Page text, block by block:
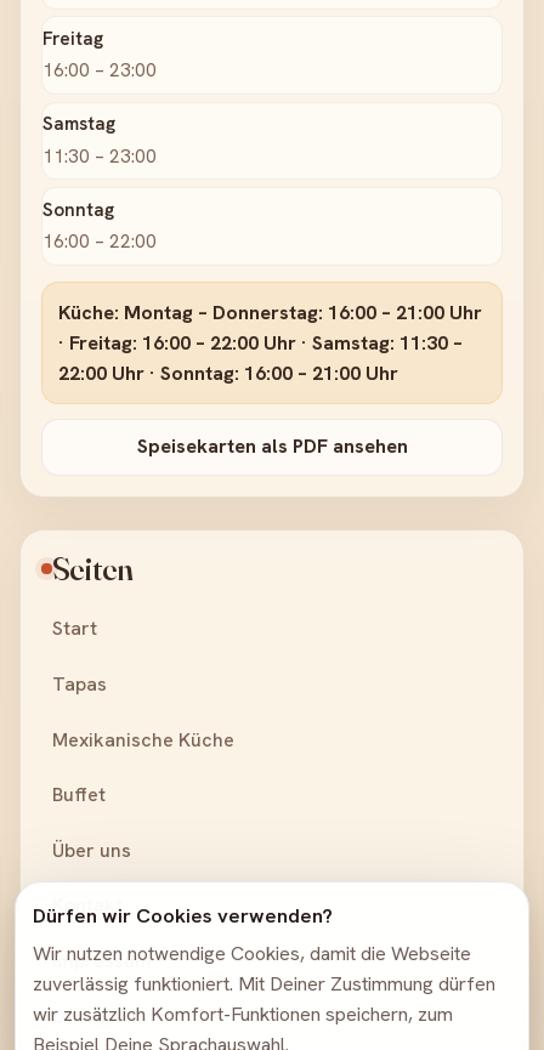
Freitag
16:00 – 23:00
Samstag
11:30 – 23:00
Sonntag
16:00 – 22:00
Küche: Montag – Donnerstag: 16:00 – 21:00 Uhr
· Freitag: 16:00 – 22:00 Uhr · Samstag: 11:30 –
22:00 Uhr · Sonntag: 16:00 – 21:00 Uhr
Speisekarten als PDF ansehen
Seiten
Start
Tapas
Mexikanische Küche
Buffet
Über uns
Kontakt
Impressum
Datenschutz
Dürfen wir Cookies verwenden?
Wir nutzen notwendige Cookies, damit die Webseite
zuverlässig funktioniert. Mit Deiner Zustimmung dürfen
wir zusätzlich Komfort-Funktionen speichern, zum
Beispiel Deine Sprachauswahl.